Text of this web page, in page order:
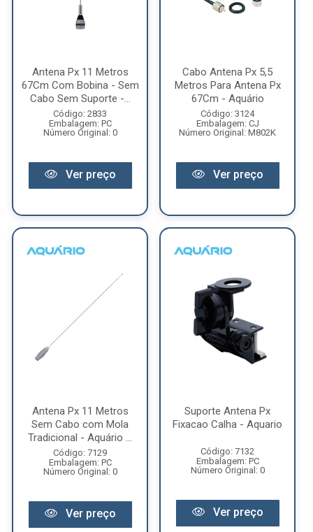
Antena Px 11 Metros
67Cm Com Bobina - Sem
Cabo Sem Suporte -...
Código: 2833
Embalagem: PC
Número Original: 0
Ver preço
Cabo Antena Px 5,5
Metros Para Antena Px
67Cm - Aquário
Código: 3124
Embalagem: CJ
Número Original: M802K
Ver preço
Antena Px 11 Metros
Sem Cabo com Mola
Tradicional - Aquário ...
Código: 7129
Embalagem: PC
Número Original: 0
Ver preço
Suporte Antena Px
Fixacao Calha - Aquario
Código: 7132
Embalagem: PC
Número Original: 0
Ver preço